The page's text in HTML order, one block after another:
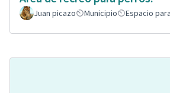
Juan picazo
Municipio Espacio